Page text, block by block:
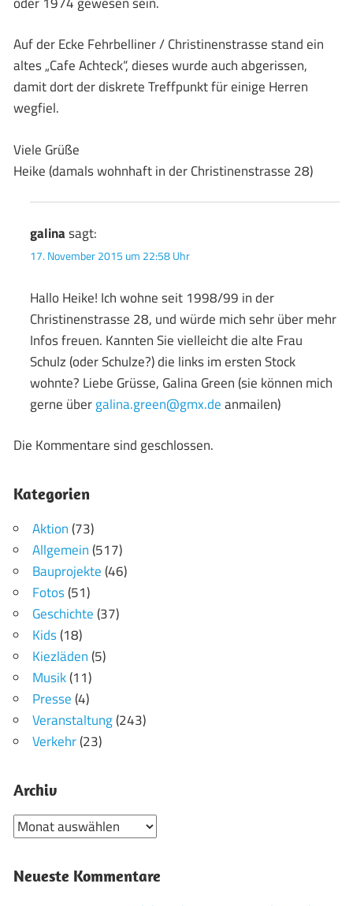
Auf der Ecke Fehrbelliner / Christinenstrasse stand ein
altes „Cafe Achteck“, dieses wurde auch abgerissen,
damit dort der diskrete Treffpunkt für einige Herren
wegfiel.
Viele Grüße
Heike (damals wohnhaft in der Christinenstrasse 28)
galina sagt:
17. November 2015 um 22:58 Uhr
Hallo Heike! Ich wohne seit 1998/99 in der
Christinenstrasse 28, und würde mich sehr über mehr
Infos freuen. Kannten Sie vielleicht die alte Frau
Schulz (oder Schulze?) die links im ersten Stock
wohnte? Liebe Grüsse, Galina Green (sie können mich
gerne übergalina.green@gmx.deanmailen)
Die Kommentare sind geschlossen.
Kategorien
Aktion(73)
Allgemein(517)
Bauprojekte(46)
Fotos(51)
Geschichte(37)
Kids(18)
Kiezläden(5)
Musik(11)
Presse(4)
Veranstaltung(243)
Verkehr(23)
Archiv
Archiv
Neueste Kommentare